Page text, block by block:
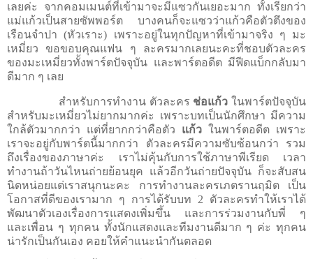
เลยค่ะ จากคอมเมนต์ที่เข้ามาจะมีแซวกันเยอะมาก ทั้งเรียกว่า
แม่แก้วเป็นสายซัพพอร์ต บางคนก็จะแซวว่าแก้วคือตัวตึงของ
เรือนจำปา (หัวเราะ) เพราะอยู่ในทุกปัญหาที่เข้ามาจริง ๆ มะ
เหมี่ยว ขอขอบคุณแฟน ๆ ละครมากเลยนะคะที่ชอบตัวละคร
ของมะเหมี่ยวทั้งพาร์ตปัจจุบัน และพาร์ตอดีต มีฟีดแบ็กกลับมา
ดีมาก ๆ เลย
สำหรับการทำงาน ตัวละคร ช่อแก้ว ในพาร์ตปัจจุบัน
สำหรับมะเหมี่ยวไม่ยากมากค่ะ เพราะบทเป็นนักศึกษา มีความ
ใกล้ตัวมากกว่า แต่ที่ยากกว่าคือตัว แก้ว ในพาร์ตอดีต เพราะ
เราจะอยู่กับพาร์ตนี้มากกว่า ตัวละครมีความซับซ้อนกว่า รวม
ถึงเรื่องของภาษาค่ะ เราไม่คุ้นกับการใช้ภาษาพีเรียด เวลา
ทำงานถ้าวันไหนถ่ายย้อนยุค แล้วอีกวันถ่ายปัจจุบัน ก็จะสับสน
นิดหน่อยแต่เราสนุกนะคะ การทำงานละครเภตรานฤมิต เป็น
โอกาสที่ดีของเรามาก ๆ การได้รับบท 2 ตัวละครทำให้เราได้
พัฒนาตัวเองเรื่องการแสดงเพิ่มขึ้น และการร่วมงานกับพี่ ๆ
และเพื่อน ๆ ทุกคน ทั้งนักแสดงและทีมงานดีมาก ๆ ค่ะ ทุกคน
น่ารักเป็นกันเอง คอยให้คำแนะนำกันตลอด